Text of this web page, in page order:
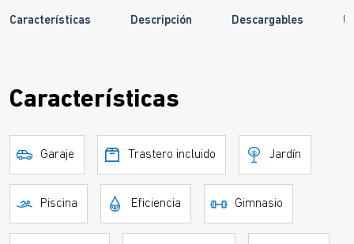
Características Descripción Descargables
Características
Garaje Trastero incluido Jardín
Piscina Eficiencia Gimnasio